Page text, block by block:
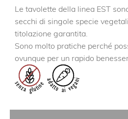
Le tavolette della linea EST
secchi di singole specie
titolazione garantita.
Sono molto pratiche perché
ovunque per un rapido